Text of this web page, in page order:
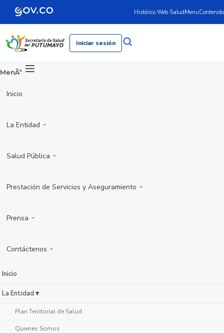
Histórico Web SaludMenuContenido
Iniciar sesión
MenÃº
Inicio
La Entidad
Salud Pública
Prestación de Servicios y Aseguramiento
Prensa
Contáctenos
Inicio
La Entidad ▾
Plan Territorial de Salud
Quienes Somos